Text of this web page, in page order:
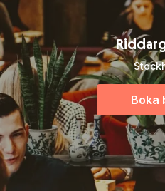
Boka